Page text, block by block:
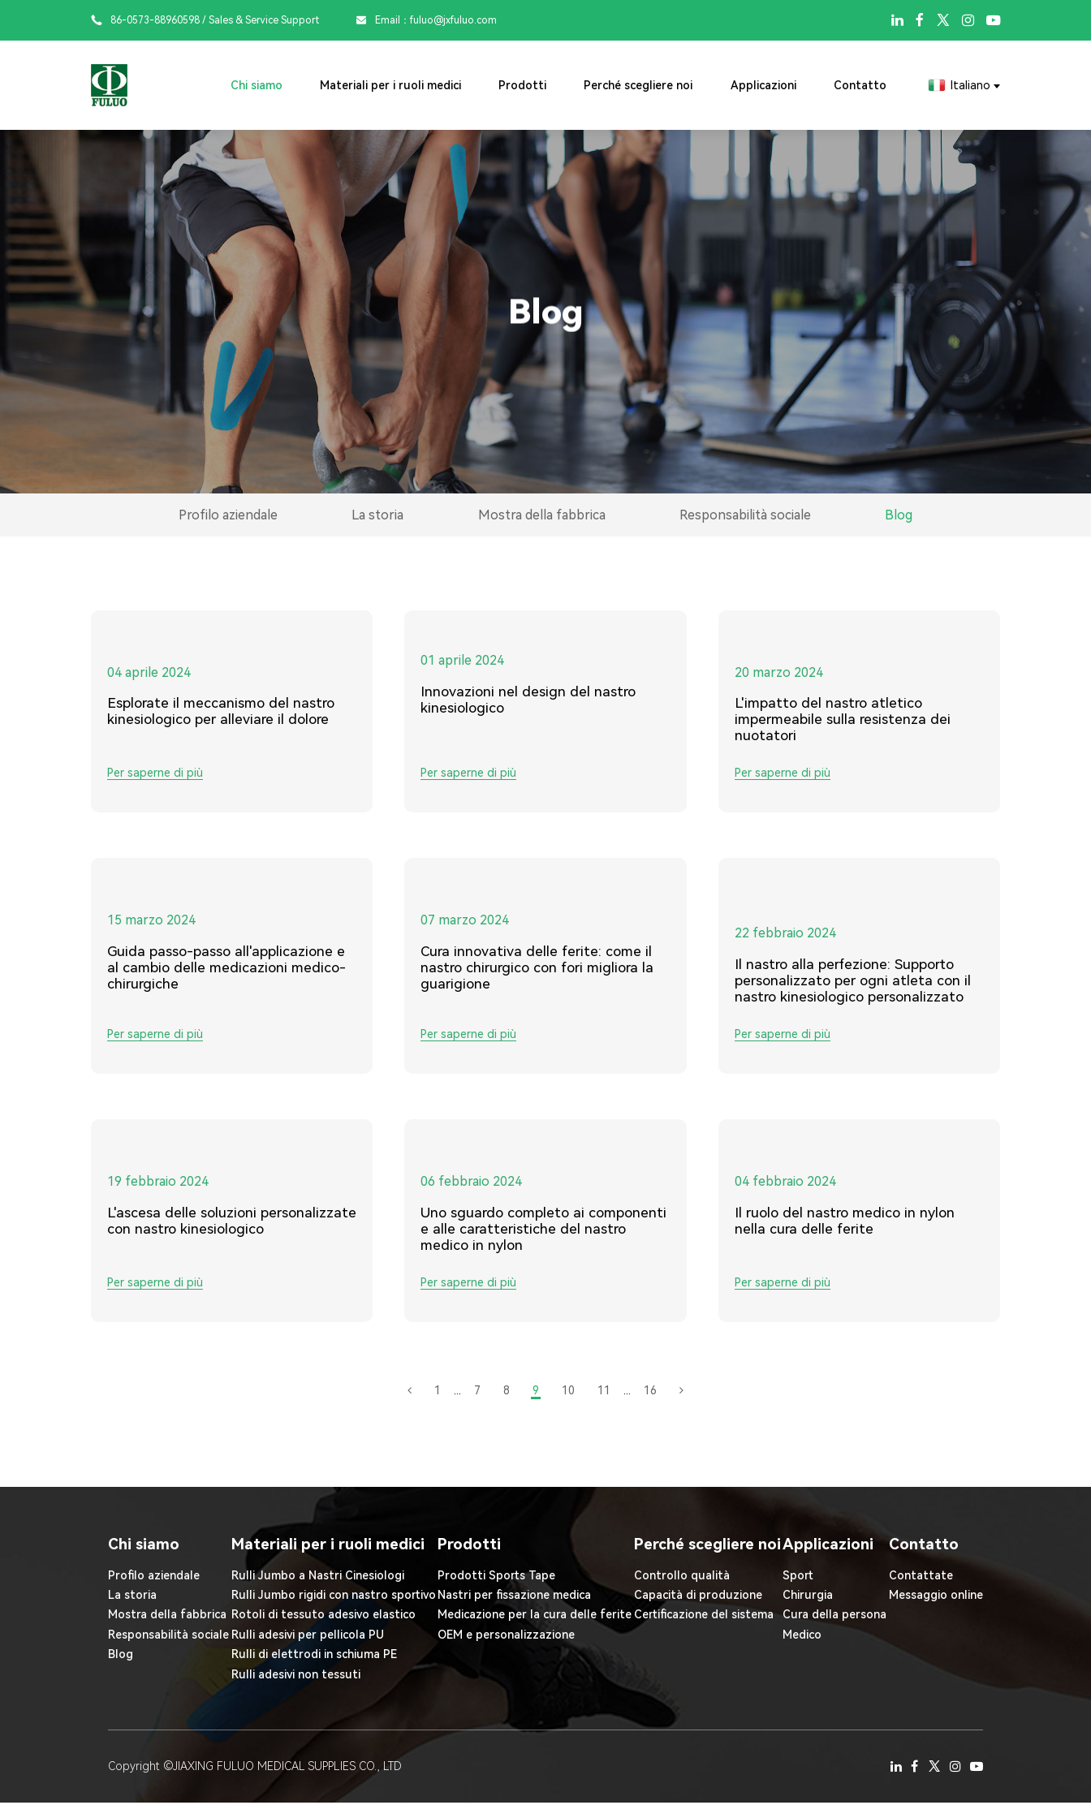
 86-0573-88960598/ Sales & Service Support  Email：fuluo@jxfuluo.com 
Chi siamo Materiali per i ruoli medici Prodotti Perché scegliere noi Applicazioni Contatto Italiano
Blog
Profilo aziendale La storia Mostra della fabbrica Responsabilità sociale Blog
04 aprile 2024
Esplorate il meccanismo del nastro
kinesiologico per alleviare il dolore
Per saperne di più
01 aprile 2024
Innovazioni nel design del nastro
kinesiologico
Per saperne di più
20 marzo 2024
L'impatto del nastro atletico
impermeabile sulla resistenza dei
nuotatori
Per saperne di più
15 marzo 2024
Guida passo-passo all'applicazione e
al cambio delle medicazioni medico-
chirurgiche
Per saperne di più
07 marzo 2024
Cura innovativa delle ferite: come il
nastro chirurgico con fori migliora la
guarigione
Per saperne di più
22 febbraio 2024
Il nastro alla perfezione: Supporto
personalizzato per ogni atleta con il
nastro kinesiologico personalizzato
Per saperne di più
19 febbraio 2024
L'ascesa delle soluzioni personalizzate
con nastro kinesiologico
Per saperne di più
06 febbraio 2024
Uno sguardo completo ai componenti
e alle caratteristiche del nastro
medico in nylon
Per saperne di più
04 febbraio 2024
Il ruolo del nastro medico in nylon
nella cura delle ferite
Per saperne di più
1 ... 7 8 9 10 11 ... 16
Chi siamo
Profilo aziendale
La storia
Mostra della fabbrica
Responsabilità sociale
Blog
Materiali per i ruoli medici
Rulli Jumbo a Nastri Cinesiologi
Rulli Jumbo rigidi con nastro sportivo
Rotoli di tessuto adesivo elastico
Rulli adesivi per pellicola PU
Rulli di elettrodi in schiuma PE
Rulli adesivi non tessuti
Prodotti
Prodotti Sports Tape
Nastri per fissazione medica
Medicazione per la cura delle ferite
OEM e personalizzazione
Perché scegliere noi
Controllo qualità
Capacità di produzione
Certificazione del sistema
Applicazioni
Sport
Chirurgia
Cura della persona
Medico
Contatto
Contattate
Messaggio online
Copyright ©JIAXING FULUO MEDICAL SUPPLIES CO., LTD 